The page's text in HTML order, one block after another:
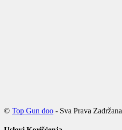
© Top Gun doo - Sva Prava Zadržana